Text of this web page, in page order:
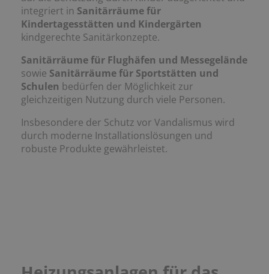
integriert in Sanitärräume für
Kindertagesstätten und Kindergärten
kindgerechte Sanitärkonzepte.
Sanitärräume für Flughäfen und Messegelände
sowie Sanitärräume für Sportstätten und
Schulen bedürfen der Möglichkeit zur
gleichzeitigen Nutzung durch viele Personen.
Insbesondere der Schutz vor Vandalismus wird
durch moderne Installationslösungen und
robuste Produkte gewährleistet.